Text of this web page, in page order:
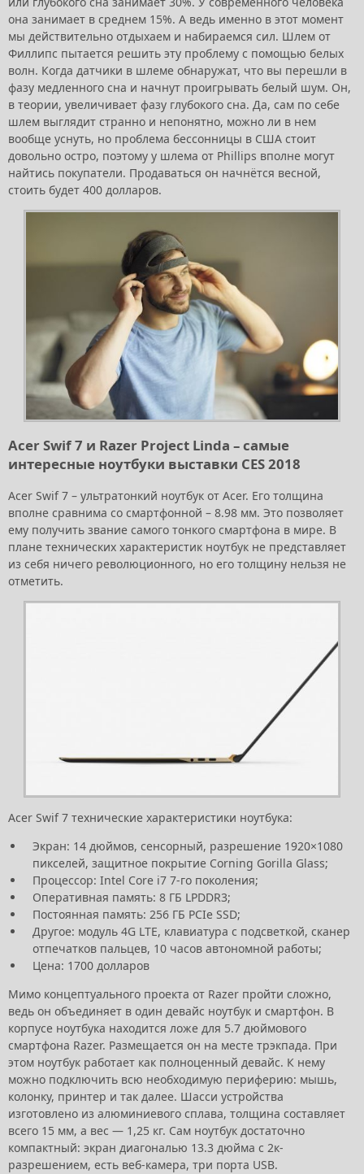
она занимает в среднем 15%. А ведь именно в этот момент
мы действительно отдыхаем и набираемся сил. Шлем от
Филлипс пытается решить эту проблему с помощью белых
волн. Когда датчики в шлеме обнаружат, что вы перешли в
фазу медленного сна и начнут проигрывать белый шум. Он,
в теории, увеличивает фазу глубокого сна. Да, сам по себе
шлем выглядит странно и непонятно, можно ли в нем
вообще уснуть, но проблема бессонницы в США стоит
довольно остро, поэтому у шлема от Phillips вполне могут
найтись покупатели. Продаваться он начнётся весной,
стоить будет 400 долларов.
Acer Swif 7 и Razer Project Linda – самые
интересные ноутбуки выставки CES 2018
Acer Swif 7 – ультратонкий ноутбук от Acer. Его толщина
вполне сравнима со смартфонной – 8.98 мм. Это позволяет
ему получить звание самого тонкого смартфона в мире. В
плане технических характеристик ноутбук не представляет
из себя ничего революционного, но его толщину нельзя не
отметить.
Acer Swif 7 технические характеристики ноутбука:
Экран: 14 дюймов, сенсорный, разрешение 1920×1080
пикселей, защитное покрытие Corning Gorilla Glass;
Процессор: Intel Core i7 7-го поколения;
Оперативная память: 8 ГБ LPDDR3;
Постоянная память: 256 ГБ PCIe SSD;
Другое: модуль 4G LTE, клавиатура с подсветкой, сканер
отпечатков пальцев, 10 часов автономной работы;
Цена: 1700 долларов
Мимо концептуального проекта от Razer пройти сложно,
ведь он объединяет в один девайс ноутбук и смартфон. В
корпусе ноутбука находится ложе для 5.7 дюймового
смартфона Razer. Размещается он на месте трэкпада. При
этом ноутбук работает как полноценный девайс. К нему
можно подключить всю необходимую периферию: мышь,
колонку, принтер и так далее. Шасси устройства
изготовлено из алюминиевого сплава, толщина составляет
всего 15 мм, а вес — 1,25 кг. Сам ноутбук достаточно
компактный: экран диагональю 13.3 дюйма с 2к-
разрешением, есть веб-камера, три порта USB.